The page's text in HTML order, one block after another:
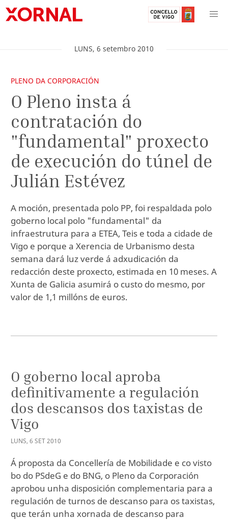
LUNS, 6 setembro 2010
PLENO DA CORPORACIÓN
O Pleno insta á
contratación do
"fundamental" proxecto
de execución do túnel de
Julián Estévez
A moción, presentada polo PP, foi respaldada polo
goberno local polo "fundamental" da
infraestrutura para a ETEA, Teis e toda a cidade de
Vigo e porque a Xerencia de Urbanismo desta
semana dará luz verde á adxudicación da
redacción deste proxecto, estimada en 10 meses. A
Xunta de Galicia asumirá o custo do mesmo, por
valor de 1,1 millóns de euros.
O goberno local aproba
definitivamente a regulación
dos descansos dos taxistas de
Vigo
LUNS, 6 SET2010
Á proposta da Concellería de Mobilidade e co visto
bo do PSdeG e do BNG, o Pleno da Corporación
aprobou unha disposición complementaria para a
regulación de turnos de descanso para os taxistas,
que terán unha xornada de descanso para